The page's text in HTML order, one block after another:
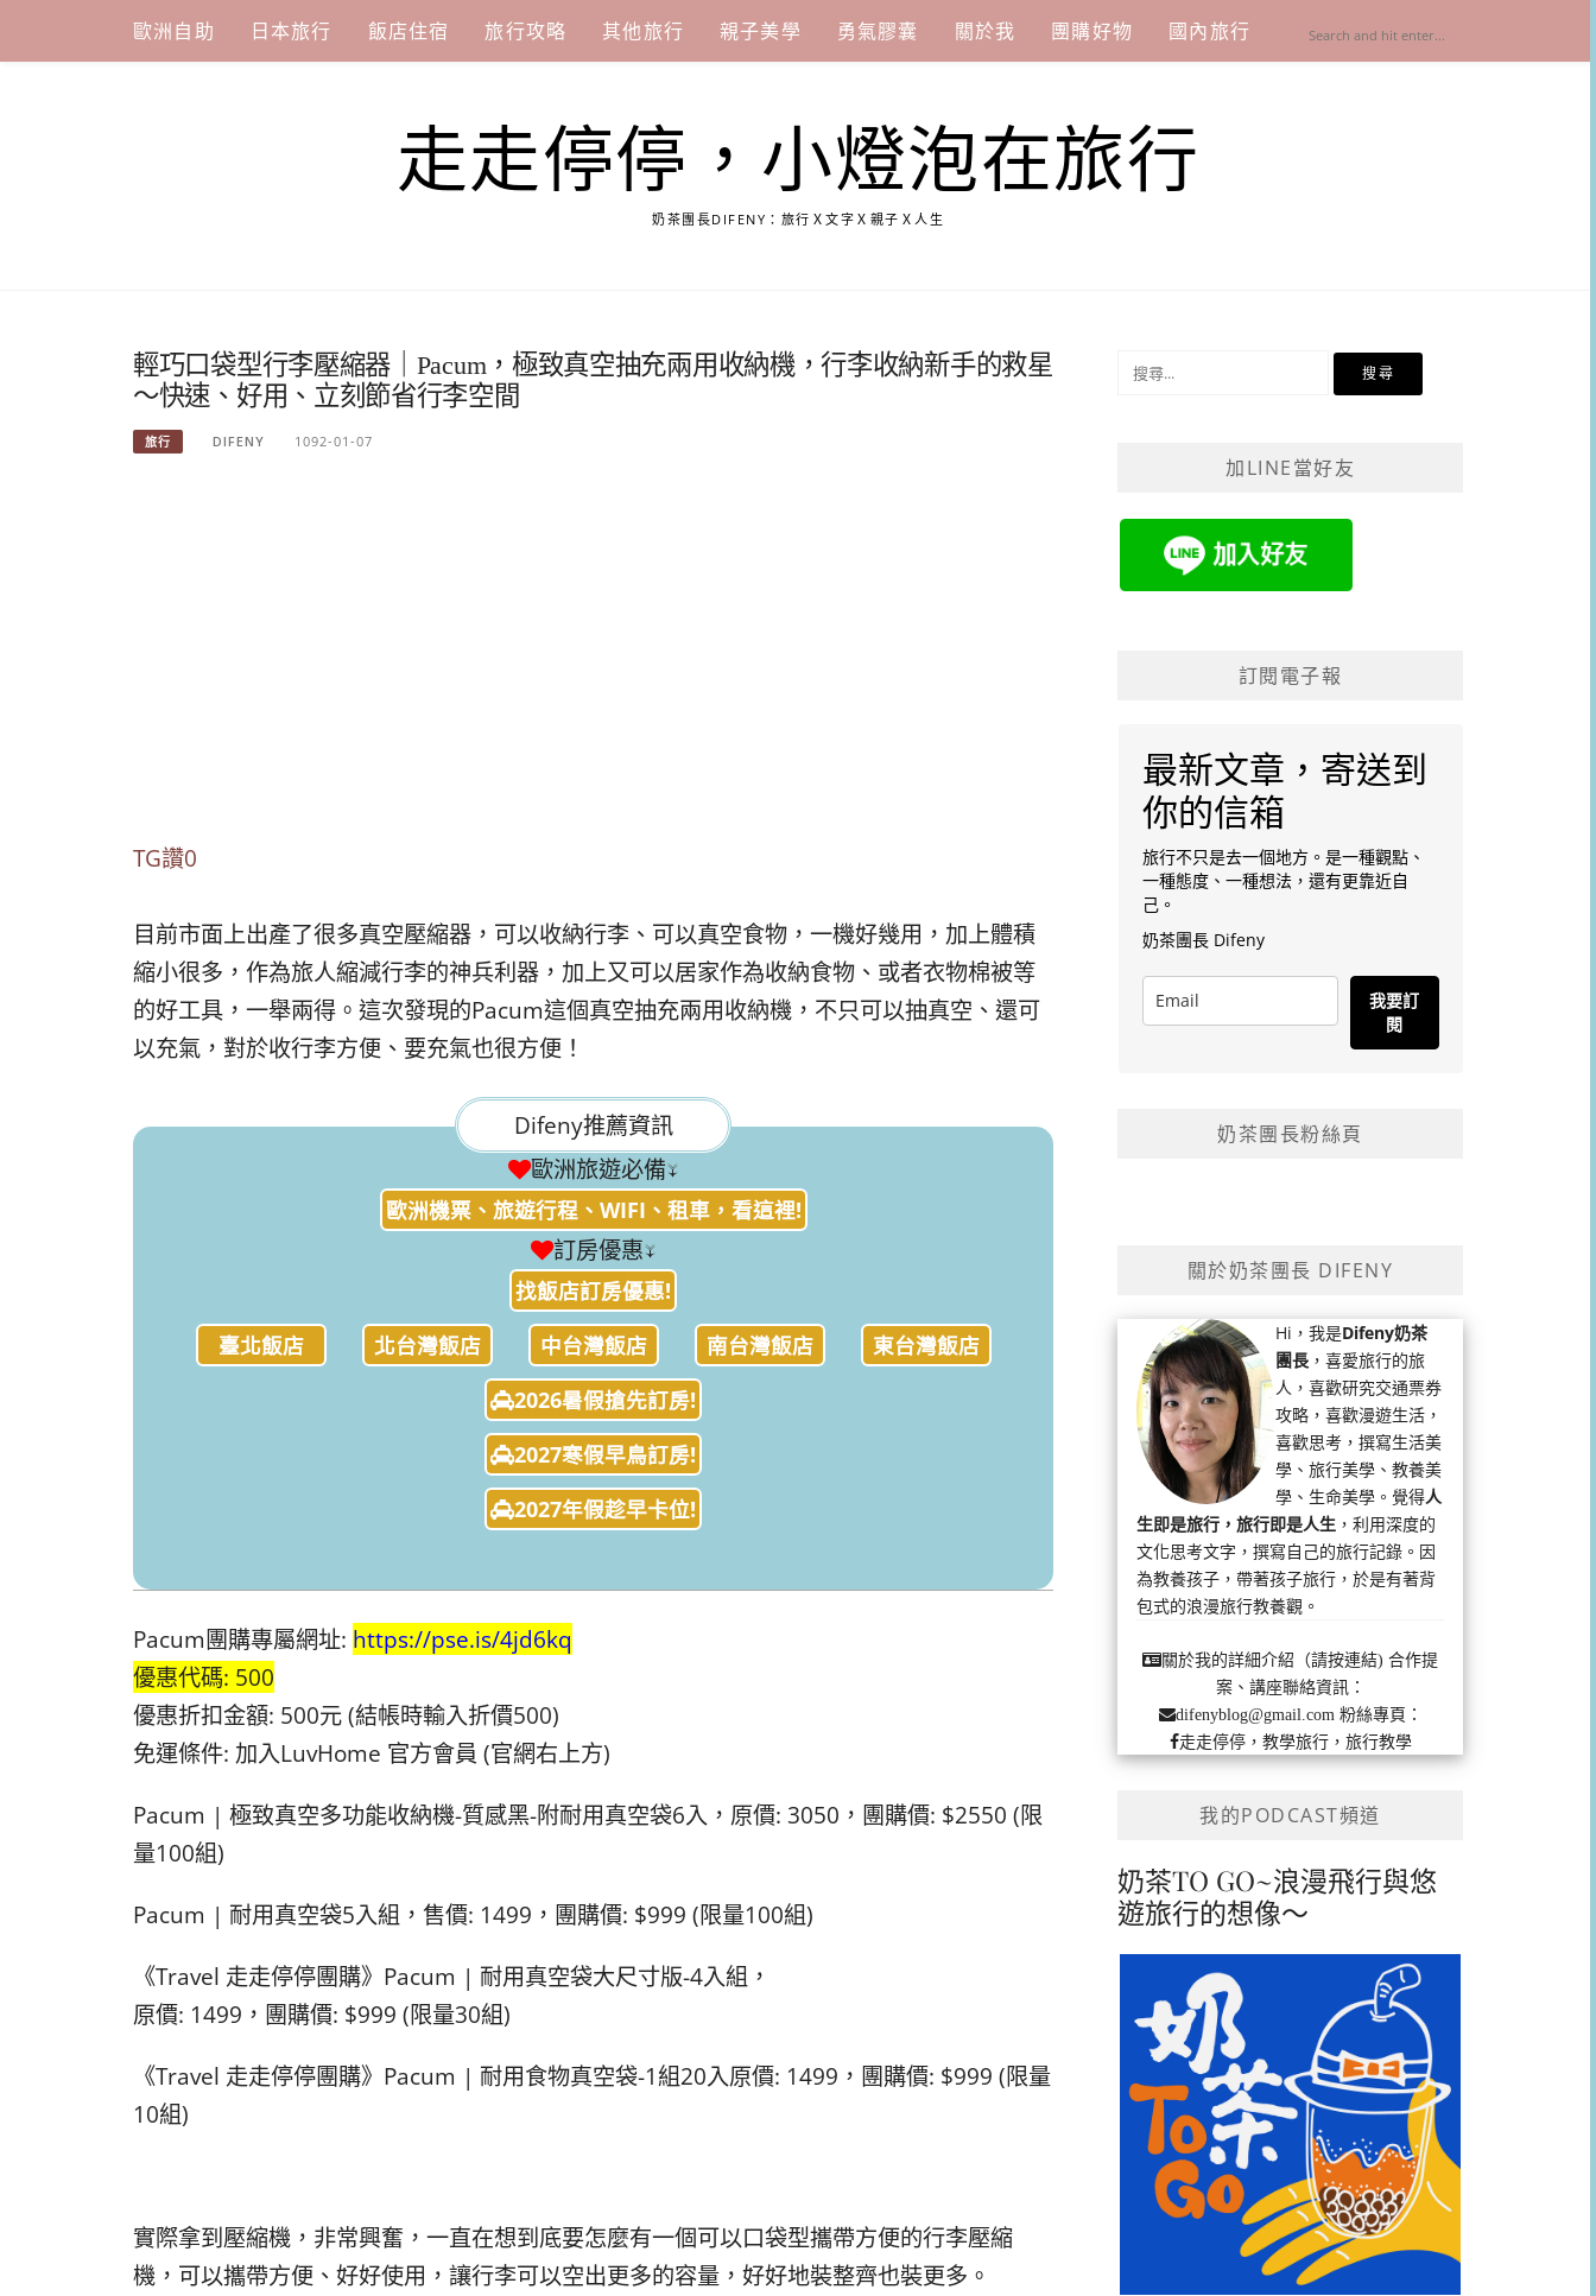
content
歐洲自助 日本旅行 飯店住宿 旅行攻略 其他旅行 親子美學 勇氣膠囊 關於我 團購好物 國內旅行
走走停停，小燈泡在旅行
奶茶團長DIFENY：旅行Ｘ文字Ｘ親子Ｘ人生
輕巧口袋型行李壓縮器｜Pacum，極致真空抽充兩用收納機，行李收納新手的救星
～快速、好用、立刻節省行李空間
旅行 DIFENY 1092-01-07
TG讚0
目前市面上出產了很多真空壓縮器，可以收納行李、可以真空食物，一機好幾用，加上體積
縮小很多，作為旅人縮減行李的神兵利器，加上又可以居家作為收納食物、或者衣物棉被等
的好工具，一舉兩得。這次發現的Pacum這個真空抽充兩用收納機，不只可以抽真空、還可
以充氣，對於收行李方便、要充氣也很方便！
Difeny推薦資訊
歐洲旅遊必備↓
歐洲機票、旅遊行程、WIFI、租車，看這裡!
訂房優惠↓
找飯店訂房優惠!
臺北飯店
北台灣飯店 中台灣飯店 南台灣飯店
東台灣飯店
2026暑假搶先訂房!
2027寒假早鳥訂房!
2027年假趁早卡位!
Pacum團購專屬網址: https://pse.is/4jd6kq
優惠代碼: 500
優惠折扣金額: 500元 (結帳時輸入折價500)
免運條件: 加入LuvHome 官方會員 (官網右上方)
Pacum | 極致真空多功能收納機-質感黑-附耐用真空袋6入，原價: 3050，團購價: $2550 (限
量100組)
Pacum | 耐用真空袋5入組，售價: 1499，團購價: $999 (限量100組)
《Travel 走走停停團購》Pacum | 耐用真空袋大尺寸版-4入組，
原價: 1499，團購價: $999 (限量30組)
《Travel 走走停停團購》Pacum | 耐用食物真空袋-1組20入原價: 1499，團購價: $999 (限量
10組)
實際拿到壓縮機，非常興奮，一直在想到底要怎麼有一個可以口袋型攜帶方便的行李壓縮
機，可以攜帶方便、好好使用，讓行李可以空出更多的容量，好好地裝整齊也裝更多。
加LINE當好友
訂閱電子報
最新文章，寄送到
你的信箱
旅行不只是去一個地方。是一種觀點、
一種態度、一種想法，還有更靠近自
己。
奶茶團長 Difeny
我要訂
閱
奶茶團長粉絲頁
關於奶茶團長 DIFENY
Hi，我是Difeny奶茶
團長 ，喜愛旅行的旅
人，喜歡研究交通票券
攻略，喜歡漫遊生活，
喜歡思考，撰寫生活美
學、旅行美學、教養美
學、生命美學。覺得人
生即是旅行，旅行即是人生 ，利用深度的
文化思考文字，撰寫自己的旅行記錄。因
為教養孩子，帶著孩子旅行，於是有著背
包式的浪漫旅行教養觀。
關於我的詳細介紹（請按連結) 合作提
案、講座聯絡資訊：
difenyblog@gmail.com粉絲專頁：
走走停停，教學旅行，旅行教學
我的PODCAST頻道
奶茶TO GO~浪漫飛行與悠
遊旅行的想像～